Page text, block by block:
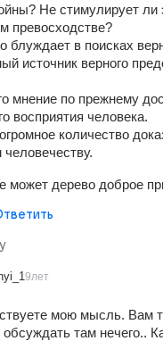
Не стимулирует
превосходстве?
блуждает в поисках
источник верного
мнение по прежнему
восприятия человека.
количество
может дерево доброе
9лет
мою мысль. Вам
обсуждать там нечего..